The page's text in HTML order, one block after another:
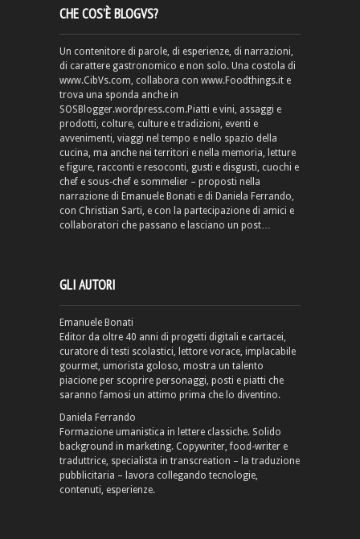
CHE COS’È BLOGVS?
Un contenitore di parole, di esperienze, di narrazioni,
di carattere gastronomico e non solo. Una costola di
www.CibVs.com, collabora con www.Foodthings.it e
trova una sponda anche in
SOSBlogger.wordpress.com.Piatti e vini, assaggi e
prodotti, colture, culture e tradizioni, eventi e
avvenimenti, viaggi nel tempo e nello spazio della
cucina, ma anche nei territori e nella memoria, letture
e figure, racconti e resoconti, gusti e disgusti, cuochi e
chef e sous-chef e sommelier – proposti nella
narrazione di Emanuele Bonati e di Daniela Ferrando,
con Christian Sarti, e con la partecipazione di amici e
collaboratori che passano e lasciano un post…
GLI AUTORI
Emanuele Bonati
Editor da oltre 40 anni di progetti digitali e cartacei,
curatore di testi scolastici, lettore vorace, implacabile
gourmet, umorista goloso, mostra un talento
piacione per scoprire personaggi, posti e piatti che
saranno famosi un attimo prima che lo diventino.
Daniela Ferrando
Formazione umanistica in lettere classiche. Solido
background in marketing. Copywriter, food-writer e
traduttrice, specialista in transcreation – la traduzione
pubblicitaria – lavora collegando tecnologie,
contenuti, esperienze.